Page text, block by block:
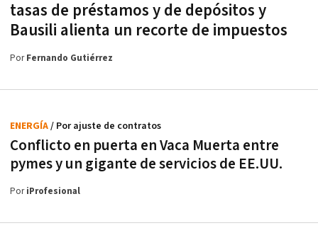
tasas de préstamos y de depósitos y
Bausili alienta un recorte de impuestos
PorFernando Gutiérrez
Conflicto en puerta en Vaca Muerta entre
pymes y un gigante de servicios de EE.UU.
ENERGÍA/ Por ajuste de contratos
PoriProfesional